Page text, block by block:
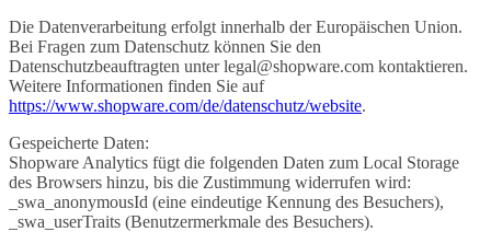
Die Datenverarbeitung erfolgt innerhalb der Europäischen Union.
Bei Fragen zum Datenschutz können Sie den
Datenschutzbeauftragten unter legal@shopware.com kontaktieren.
Weitere Informationen finden Sie auf
https://www.shopware.com/de/datenschutz/website.
Gespeicherte Daten:
Shopware Analytics fügt die folgenden Daten zum Local Storage
des Browsers hinzu, bis die Zustimmung widerrufen wird:
_swa_anonymousId (eine eindeutige Kennung des Besuchers),
_swa_userTraits (Benutzermerkmale des Besuchers).